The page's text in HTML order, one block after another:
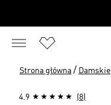
Strona główna / Damskie
4.9 (8)